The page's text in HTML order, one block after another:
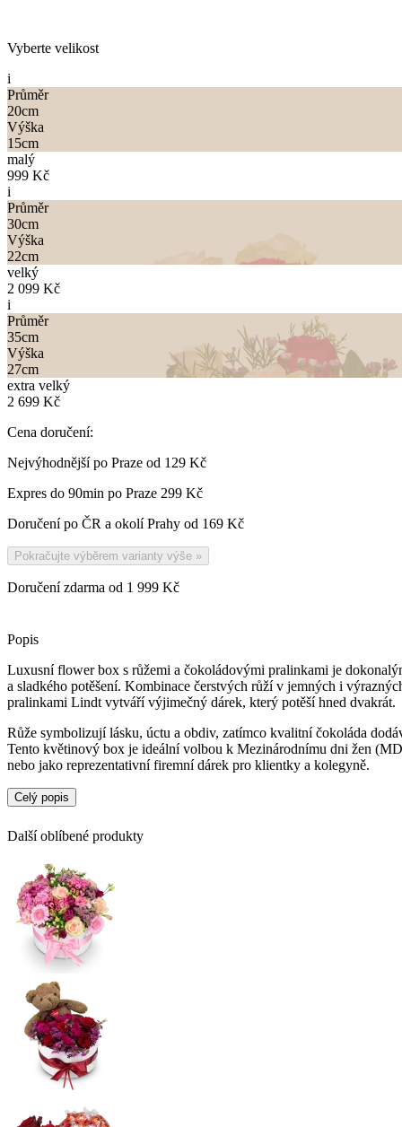
Popis
Luxusní flower box s růžemi a čokoládovými pralinkami je
a sladkého potěšení. Kombinace čerstvých růží v jemných i
pralinkami Lindt vytváří výjimečný dárek, který potěší hned dvakrát.
Růže symbolizují lásku, úctu a obdiv, zatímco kvalitní čokoláda
Tento květinový box je ideální volbou k Mezinárodnímu dni žen
nebo jako reprezentativní firemní dárek pro klientky a kolegyně.
Celý popis
Vyberte velikost
i
Průměr
20cm
Výška
15cm
malý
999 Kč
i
Průměr
30cm
Výška
22cm
velký
2 099 Kč
i
Průměr
35cm
Výška
27cm
extra velký
2 699 Kč
Cena doručení:
Nejvýhodnější po Praze od 129 Kč
Expres do 90min po Praze 299 Kč
Doručení po ČR a okolí Prahy od 169 Kč
Pokračujte výběrem varianty výše »
Doručení zdarma od 1 999 Kč
Další oblíbené produkty